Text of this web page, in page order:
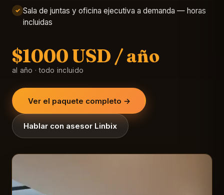
✓ Sala de juntas y oficina ejecutiva a demanda — horas
incluidas
$1000 USD / año
al año · todo incluido
Ver el paquete completo →
Hablar con asesor Linbix